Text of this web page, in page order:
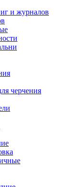
и журналов
черчения